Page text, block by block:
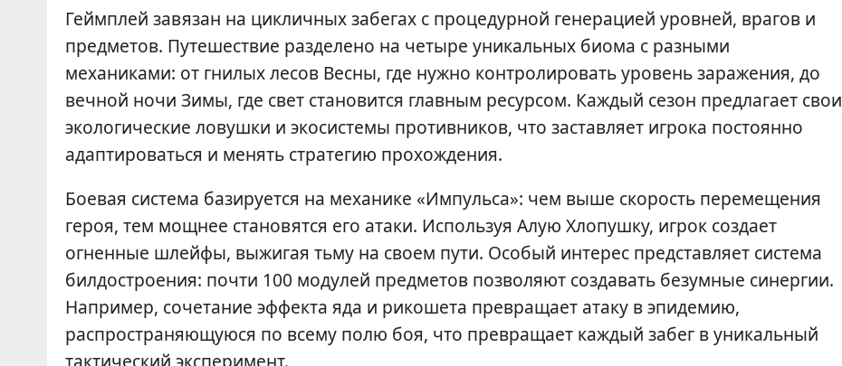
Геймплей завязан на цикличных забегах с процедурной генерацией уровней, врагов и
предметов. Путешествие разделено на четыре уникальных биома с разными
механиками: от гнилых лесов Весны, где нужно контролировать уровень заражения, до
вечной ночи Зимы, где свет становится главным ресурсом. Каждый сезон предлагает свои
экологические ловушки и экосистемы противников, что заставляет игрока постоянно
адаптироваться и менять стратегию прохождения.
Боевая система базируется на механике «Импульса»: чем выше скорость перемещения
героя, тем мощнее становятся его атаки. Используя Алую Хлопушку, игрок создает
огненные шлейфы, выжигая тьму на своем пути. Особый интерес представляет система
билдостроения: почти 100 модулей предметов позволяют создавать безумные синергии.
Например, сочетание эффекта яда и рикошета превращает атаку в эпидемию,
распространяющуюся по всему полю боя, что превращает каждый забег в уникальный
тактический эксперимент.